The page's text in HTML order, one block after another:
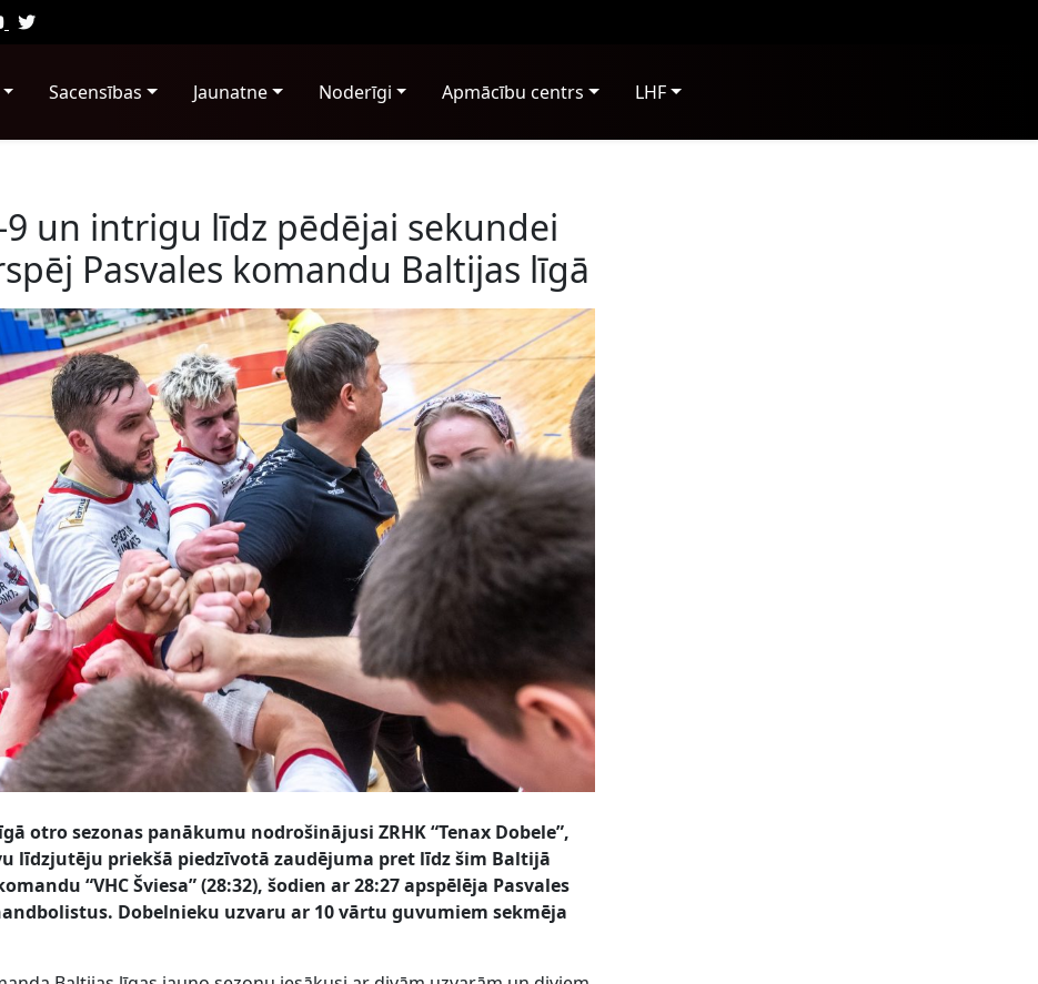
Sacensības Jaunatne Noderīgi Apmācību centrs LHF
un intrigu līdz pēdējai sekundei
Pasvales komandu Baltijas līgā
otro sezonas panākumu nodrošinājusi ZRHK “Tenax Dobele”,
līdzjutēju priekšā piedzīvotā zaudējuma pret līdz šim Baltijā
“VHC Šviesa” (28:32), šodien ar 28:27 apspēlēja Pasvales
Dobelnieku uzvaru ar 10 vārtu guvumiem sekmēja